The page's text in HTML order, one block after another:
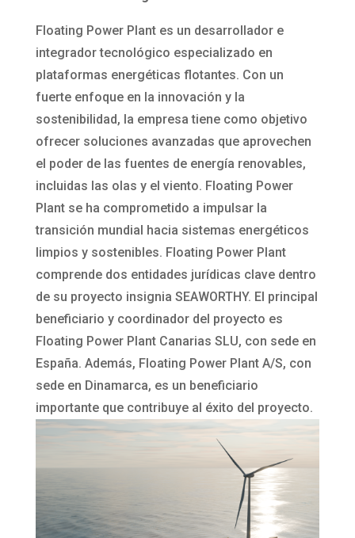
Floating Power Plant es un desarrollador e
integrador tecnológico especializado en
plataformas energéticas flotantes. Con un
fuerte enfoque en la innovación y la
sostenibilidad, la empresa tiene como objetivo
ofrecer soluciones avanzadas que aprovechen
el poder de las fuentes de energía renovables,
incluidas las olas y el viento. Floating Power
Plant se ha comprometido a impulsar la
transición mundial hacia sistemas energéticos
limpios y sostenibles. Floating Power Plant
comprende dos entidades jurídicas clave dentro
de su proyecto insignia SEAWORTHY. El principal
beneficiario y coordinador del proyecto es
Floating Power Plant Canarias SLU, con sede en
España. Además, Floating Power Plant A/S, con
sede en Dinamarca, es un beneficiario
importante que contribuye al éxito del proyecto.